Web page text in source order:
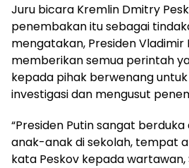
Juru bicara Kremlin Dmitry
penembakan itu sebagai
mengatakan, Presiden Vladimir
memberikan semua perintah
kepada pihak berwenang
investigasi dan mengusut
“Presiden Putin sangat
anak-anak di sekolah, tempat
kata Peskov kepada wartawan,